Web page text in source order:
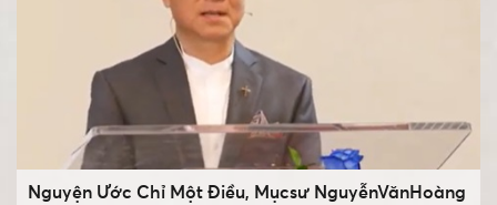
Nguyện Ước Chỉ Một Điều, Mụcsư NguyễnVănHoàng